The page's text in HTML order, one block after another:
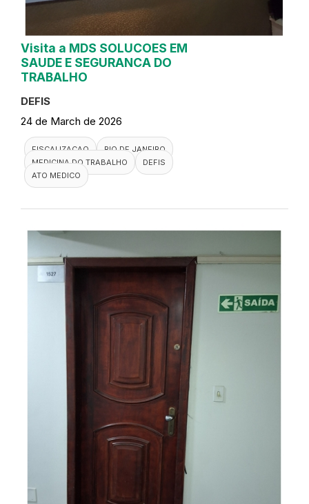
Visita a MDS SOLUCOES EM
SAUDE E SEGURANCA DO
TRABALHO
DEFIS
24 de March de 2026
FISCALIZACAO
RIO DE JANEIRO
MEDICINA DO TRABALHO
DEFIS
ATO MEDICO